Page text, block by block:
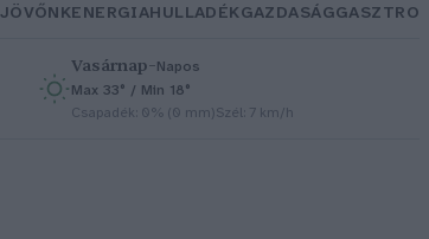
JÖVŐNKENERGIAHULLADÉKGAZDASÁGGASZTRO
Vasárnap–Napos
Max 33° / Min 18°
Csapadék: 0% (0 mm)Szél: 7 km/h